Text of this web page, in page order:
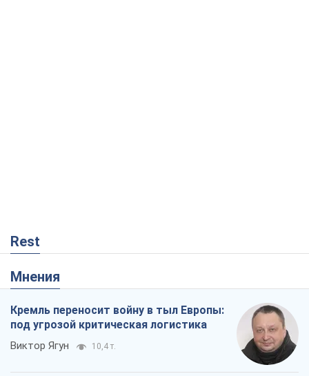
Rest
Мнения
Кремль переносит войну в тыл Европы:
под угрозой критическая логистика
Виктор Ягун 10,4 т.